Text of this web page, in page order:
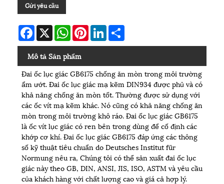
Gửi yêu cầu
Facebook
X WhatsAppPinterestLinkedIn
Mô tả Sản phẩm
Đai ốc lục giác GB6175 chống ăn mòn trong môi trường
ẩm ướt. Đai ốc lục giác mạ kẽm DIN934 được phủ và có
khả năng chống ăn mòn tốt. Thường được sử dụng với
các ốc vít mạ kẽm khác. Nó cũng có khả năng chống ăn
mòn trong môi trường khô ráo. Đai ốc lục giác GB6175
là ốc vít lục giác có ren bên trong dùng để cố định các
khớp cơ khí. Đai ốc lục giác GB6175 đáp ứng các thông
số kỹ thuật tiêu chuẩn do Deutsches Institut für
Normung nêu ra, Chúng tôi có thể sản xuất đai ốc lục
giác này theo GB, DIN, ANSI, JIS, ISO, ASTM và yêu cầu
của khách hàng với chất lượng cao và giá cả hợp lý.